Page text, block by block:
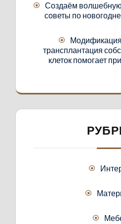
Создаём
советы по
Модификация
трансплантация
клеток помогает